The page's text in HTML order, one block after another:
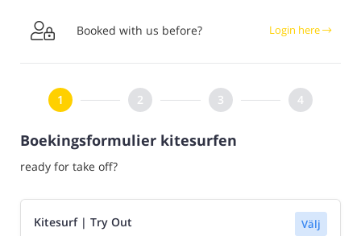
 Booked with us before? Login here
Boekingsformulier kitesurfen
ready for take off?
Kitesurf | Try Out Välj